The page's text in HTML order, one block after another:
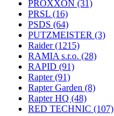
PROXXON (31)
PRSL (16)
PSDS (64)
PUTZMEISTER (3)
Raider(1215)
RAMIA s.r.o. (28)
RAPID (91)
Rapter(91)
Rapter Garden (8)
Rapter HQ (48)
RED TECHNIC (107)